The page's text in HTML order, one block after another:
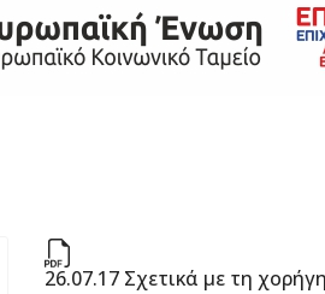
26.07.17 Σχετικά με τη